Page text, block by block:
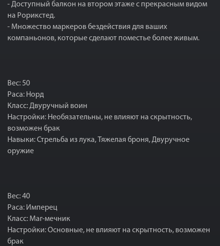
- Доступный балкон на втором этаже с прекрасным видом
на Рорикстед.
- Множество маркеров бездействия для ваших
компаньонов, которые сделают поместье более живым.
Вес: 50
Раса: Норд
Класс: Двуручный воин
Настройки: Необязательны, не влияют на скрытность,
возможен брак
Навыки: Стрельба из лука, Тяжелая броня, Двуручное
оружие
Вес: 40
Раса: Имперец
Класс: Маг-мечник
Настройки: Основные, не влияют на скрытность, возможен
брак